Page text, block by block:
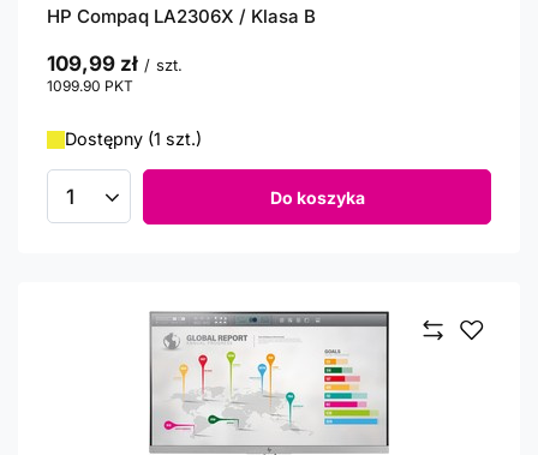
HP Compaq LA2306X / Klasa B
109,99 zł / szt.
1099.90 PKT
Dostępny (1 szt.)
Ilość produktów Do koszyka